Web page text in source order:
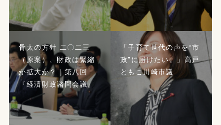
骨太の方針 二〇二三
（原案）、財政は緊縮
か拡大か？｜第八回
『経済財政諮問会議』
「子育て世代の声を“市
政”に届けたい。」高戸
ともこ川崎市議